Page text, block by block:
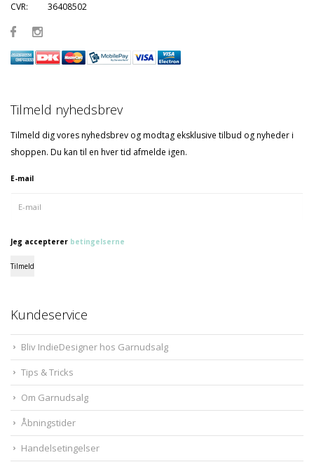
CVR:
36408502
Tilmeld nyhedsbrev
Tilmeld dig vores nyhedsbrev og modtag eksklusive tilbud og nyheder i
shoppen. Du kan til en hver tid afmelde igen.
E-mail
Jeg accepterer betingelserne
Tilmeld
Kundeservice
Bliv IndieDesigner hos Garnudsalg
Tips & Tricks
Om Garnudsalg
Åbningstider
Handelsetingelser